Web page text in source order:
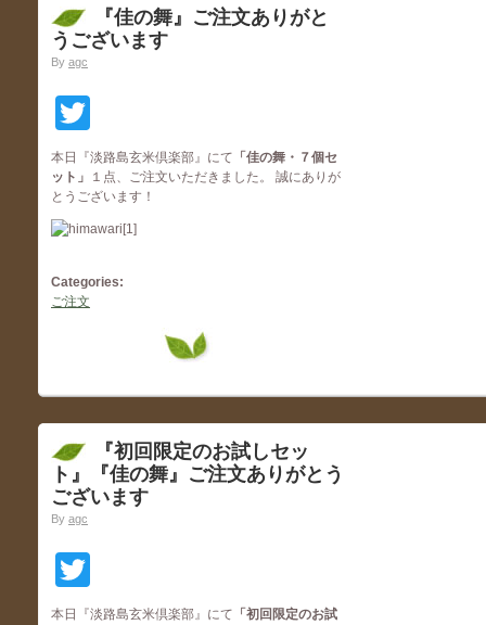
『佳の舞』ご注文ありがと
うございます
By agc
本日『淡路島玄米倶楽部』にて 「佳の舞・７個セ
ット 」
１点、ご注文いただきました。 誠にありが
とうございます！
Categories:
ご注文
『初回限定のお試しセッ
ト』『佳の舞』ご注文ありがとう
ございます
By agc
本日『淡路島玄米倶楽部』にて 「初回限定のお試